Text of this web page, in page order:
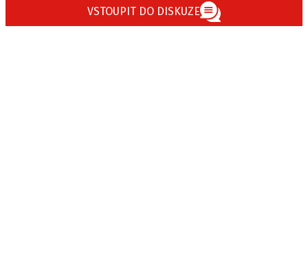
VSTOUPIT DO DISKUZE